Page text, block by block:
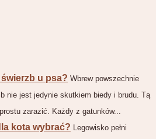
u psa? Wbrew powszechnie
nie jest jedynie skutkiem biedy i brudu. Tą
zarazić. Każdy z gatunków...
kota wybrać? Legowisko pełni